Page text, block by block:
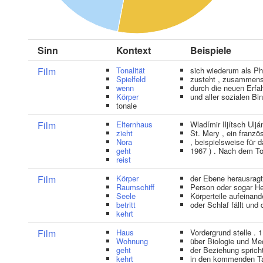
Sinn Kontext
Beispiele
Film
Tonalität
Spielfeld
wenn
Körper
tonale
sich wiederum als
zusteht ,
durch die neuen
und aller sozialen
Film Elternhaus
zieht
Nora
geht
reist
Wladímir Iljítsch
St. Mery , ein
, beispielsweise für
1967 ) . Nach dem
Film Körper
Raumschiff
Seele
betritt
kehrt
der Ebene
Person oder sogar
Körperteile
oder Schlaf fällt und
Film Haus
Wohnung
geht
kehrt
Vordergrund stelle .
über Biologie und
der Beziehung
in den kommenden